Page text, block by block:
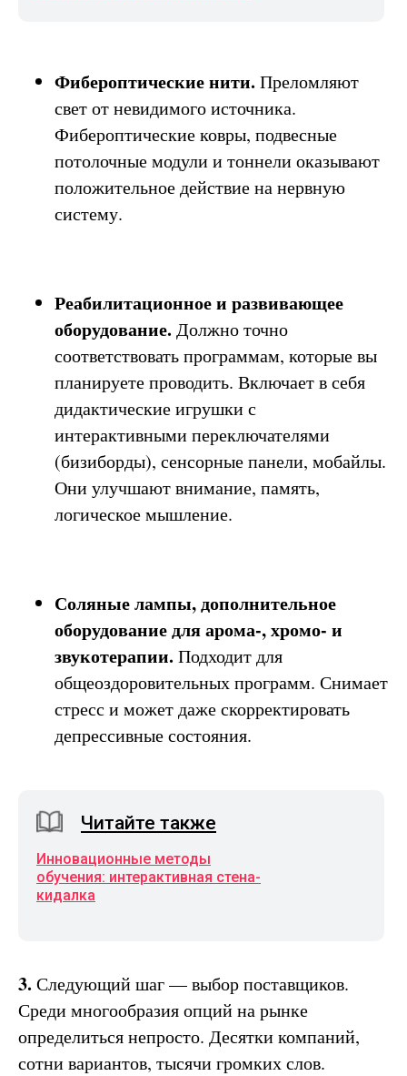
Фибероптические нити. Преломляют
свет от невидимого источника.
Фибероптические ковры, подвесные
потолочные модули и тоннели оказывают
положительное действие на нервную
систему.
Реабилитационное и развивающее
оборудование. Должно точно
соответствовать программам, которые вы
планируете проводить. Включает в себя
дидактические игрушки с
интерактивными переключателями
(бизиборды), сенсорные панели, мобайлы.
Они улучшают внимание, память,
логическое мышление.
Соляные лампы, дополнительное
оборудование для арома-, хромо- и
звукотерапии. Подходит для
общеоздоровительных программ. Снимает
стресс и может даже скорректировать
депрессивные состояния.
Читайте также
Инновационные методы
обучения: интерактивная cтена-
кидалка
3. Следующий шаг — выбор поставщиков.
Среди многообразия опций на рынке
определиться непросто. Десятки компаний,
сотни вариантов, тысячи громких слов.